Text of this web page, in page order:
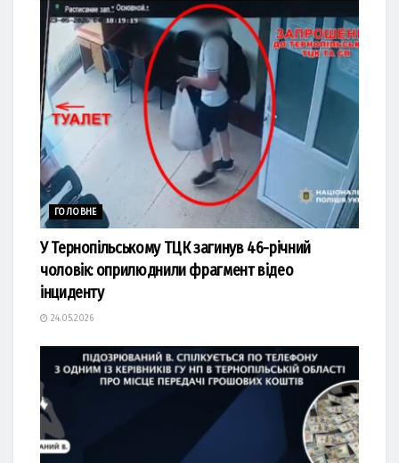
ГОЛОВНЕ
У Тернопільському ТЦК загинув 46-річний
чоловік: оприлюднили фрагмент відео
інциденту
24.05.2026